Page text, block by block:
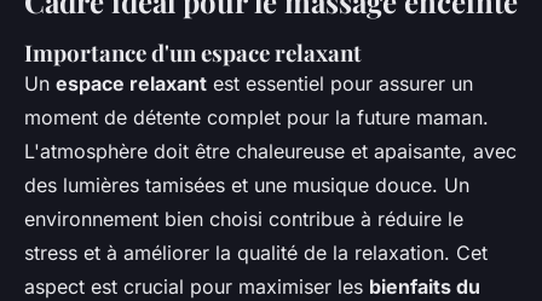
Importance d'un espace relaxant
Un espace relaxant est essentiel pour assurer un
moment de détente complet pour la future maman.
L'atmosphère doit être chaleureuse et apaisante, avec
des lumières tamisées et une musique douce. Un
environnement bien choisi contribue à réduire le
stress et à améliorer la qualité de la relaxation. Cet
aspect est crucial pour maximiser les bienfaits du